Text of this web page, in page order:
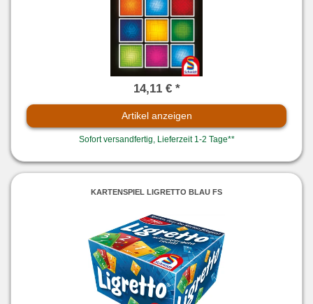
14,11 € *
Artikel anzeigen
Sofort versandfertig, Lieferzeit 1-2 Tage**
KARTENSPIEL LIGRETTO BLAU FS